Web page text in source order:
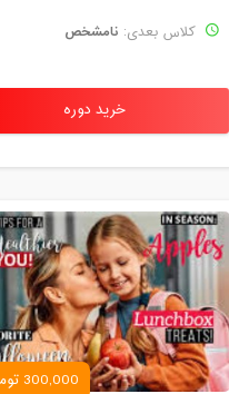
کلاس بعدی: نامشخص
خرید دوره
300,000 تومان